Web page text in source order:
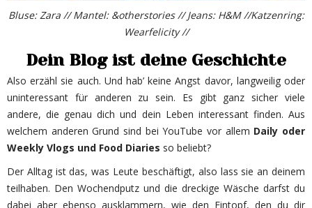
Bluse: Zara // Mantel: &otherstories // Jeans: H&M //Katzenring:
Wearfelicity //
Dein Blog ist deine Geschichte
Also erzähl sie auch. Und hab’ keine Angst davor, langweilig oder
uninteressant für anderen zu sein. Es gibt ganz sicher viele
andere, die genau dich und dein Leben interessant finden. Aus
welchem anderen Grund sind bei YouTube vor allem Daily oder
Weekly Vlogs und Food Diaries so beliebt?
Der Alltag ist das, was Leute beschäftigt, also lass sie an deinem
teilhaben. Den Wochendputz und die dreckige Wäsche darfst du
dabei aber ebenso ausklammern, wie den Eintopf, den du dir